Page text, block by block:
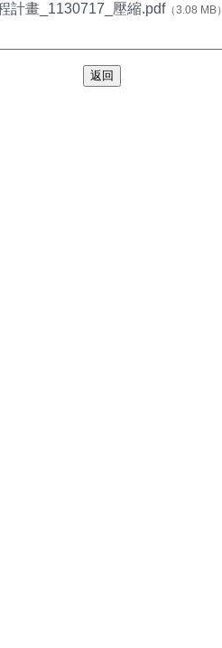
計畫_1130717_壓縮.pdf（3.08 MB）
返回